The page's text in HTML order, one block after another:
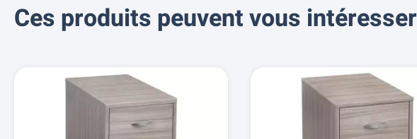
Ces produits peuvent vous intéresser